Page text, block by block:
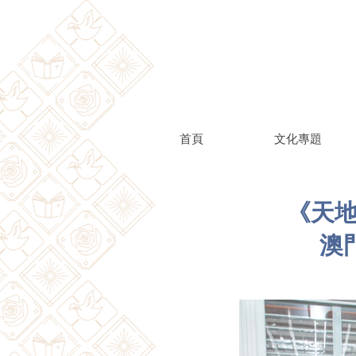
首頁 文化專題
《天
澳